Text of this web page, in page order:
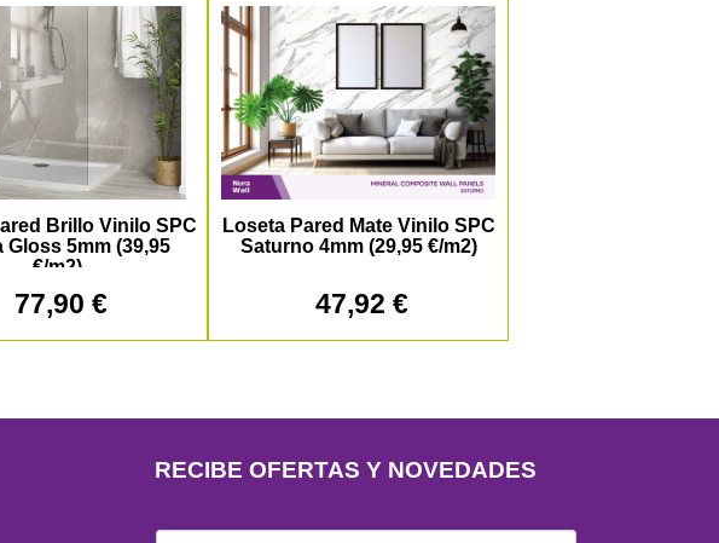
Brillo Vinilo SPC
Gloss 5mm (39,95
€/m2)
77,90 €
Loseta Pared Mate Vinilo SPC
Saturno 4mm (29,95 €/m2)
47,92 €
RECIBE OFERTAS Y NOVEDADES